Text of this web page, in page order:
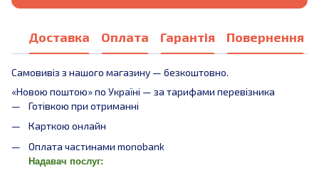
Доставка Оплата Гарантія Повернення
Самовивіз з нашого магазину — безкоштовно.
«Новою поштою» по Україні — за тарифами перевізника
Готівкою при отриманні
Карткою онлайн
Оплата частинами monobank
Надавач послуг: